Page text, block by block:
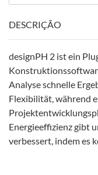
DESCRIÇÃO
designPH 2 ist ein
Analyse schnelle
Flexibilität, während
Energieeffizienz gibt
verbessert, indem es